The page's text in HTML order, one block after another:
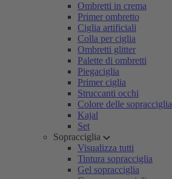
Ombretti in crema
Primer ombretto
Ciglia artificiali
Colla per ciglia
Ombretti glitter
Palette di ombretti
Piegaciglia
Primer ciglia
Struccanti occhi
Colore delle sopracciglia
Kajal
Set
Sopracciglia
Visualizza tutti
Tintura sopracciglia
Gel sopracciglia